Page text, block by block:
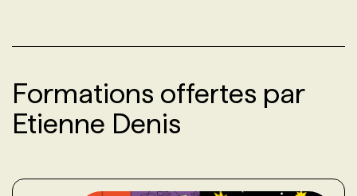
Formations offertes par
Etienne Denis